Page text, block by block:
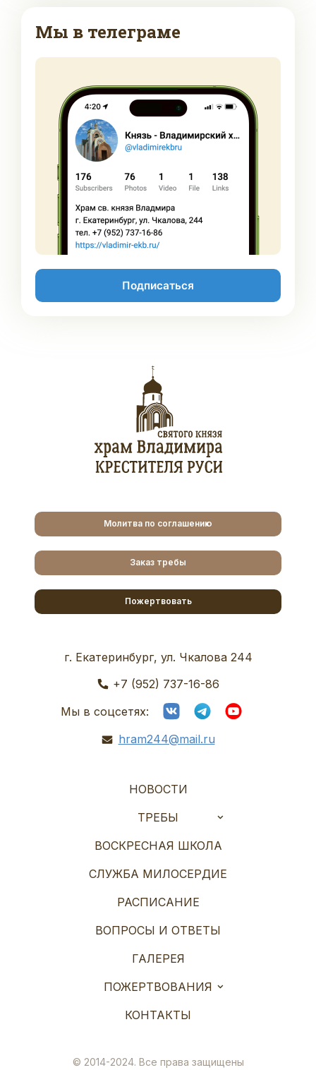
Мы в телеграме
Подписаться
Молитва по соглашению
Заказ требы
Пожертвовать
г. Екатеринбург, ул. Чкалова 244
+7 (952) 737-16-86
Мы в соцсетях:
hram244@mail.ru
НОВОСТИ
ТРЕБЫ
ВОСКРЕСНАЯ ШКОЛА
СЛУЖБА МИЛОСЕРДИЕ
РАСПИСАНИЕ
ВОПРОСЫ И ОТВЕТЫ
ГАЛЕРЕЯ
ПОЖЕРТВОВАНИЯ
КОНТАКТЫ
© 2014-2024. Все права защищены